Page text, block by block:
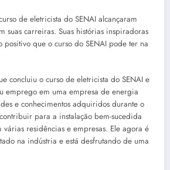
de eletricista do SENAI alcançaram
suas carreiras. Suas histórias inspiradoras
positivo que o curso do SENAI pode ter na
concluiu o curso de eletricista do SENAI e
emprego em uma empresa de energia
e conhecimentos adquiridos durante o
para a instalação bem-sucedida
várias residências e empresas. Ele agora é
na indústria e está desfrutando de uma